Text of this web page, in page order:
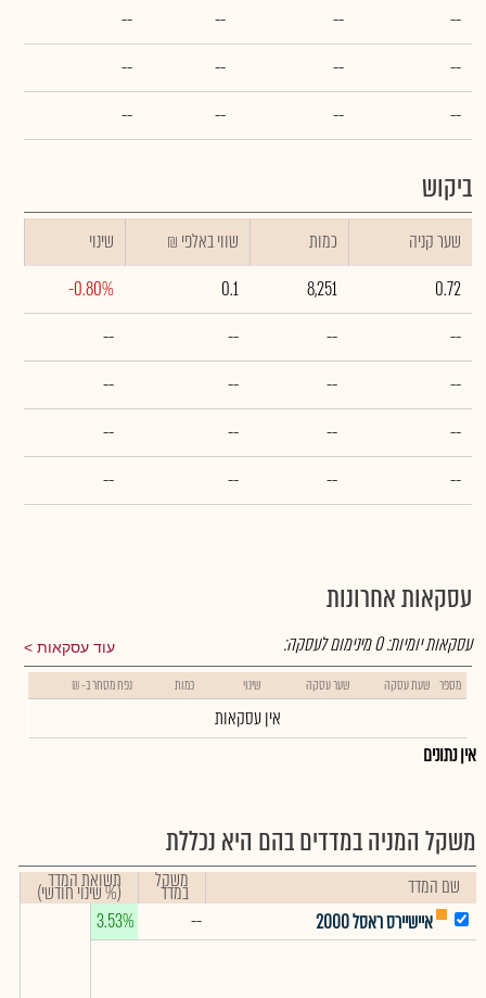
--
--
--
--
--
--
--
--
--
--
--
--
ביקוש
שער קניה כמות ₪ שווי באלפי
שינוי
0.72
8,251
0.1
-0.80%
--
--
--
--
--
--
--
--
--
--
--
--
--
--
--
--
עסקאות אחרונות
עוד עסקאות עסקאות יומיות:0מינימום לעסקה:
מספר שעת עסקה שער עסקה שינוי כמות נפח מסחר ב- ₪
אין עסקאות
אין נתונים
משקל המניה במדדים בהם היא נכללת
שם המדד משקל
במדד תשואת המדד
(% שינוי חודשי)
איישיירס ראסל 2000
--
3.53%